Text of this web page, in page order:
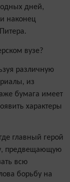
дней,
наконец
вузе?
различную
из
бумага имеет
характеры
главный герой
предвещающую
всю
борьбу на